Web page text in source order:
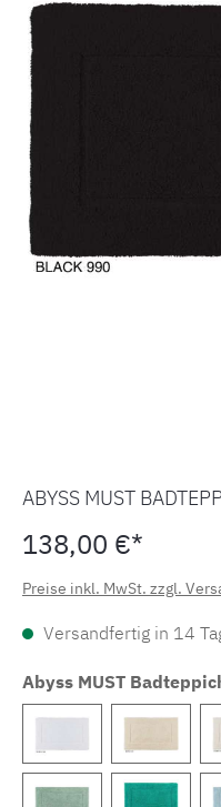
ABYSS MUST
138,00 €*
Preise inkl. MwSt. zzgl.
Versandfertig in 14
Abyss MUST